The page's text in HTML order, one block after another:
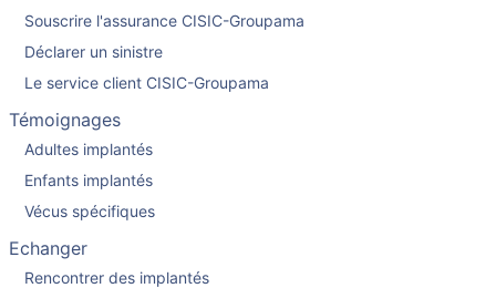
Souscrire l'assurance CISIC-Groupama
Déclarer un sinistre
Le service client CISIC-Groupama
Témoignages
Adultes implantés
Enfants implantés
Vécus spécifiques
Echanger
Rencontrer des implantés